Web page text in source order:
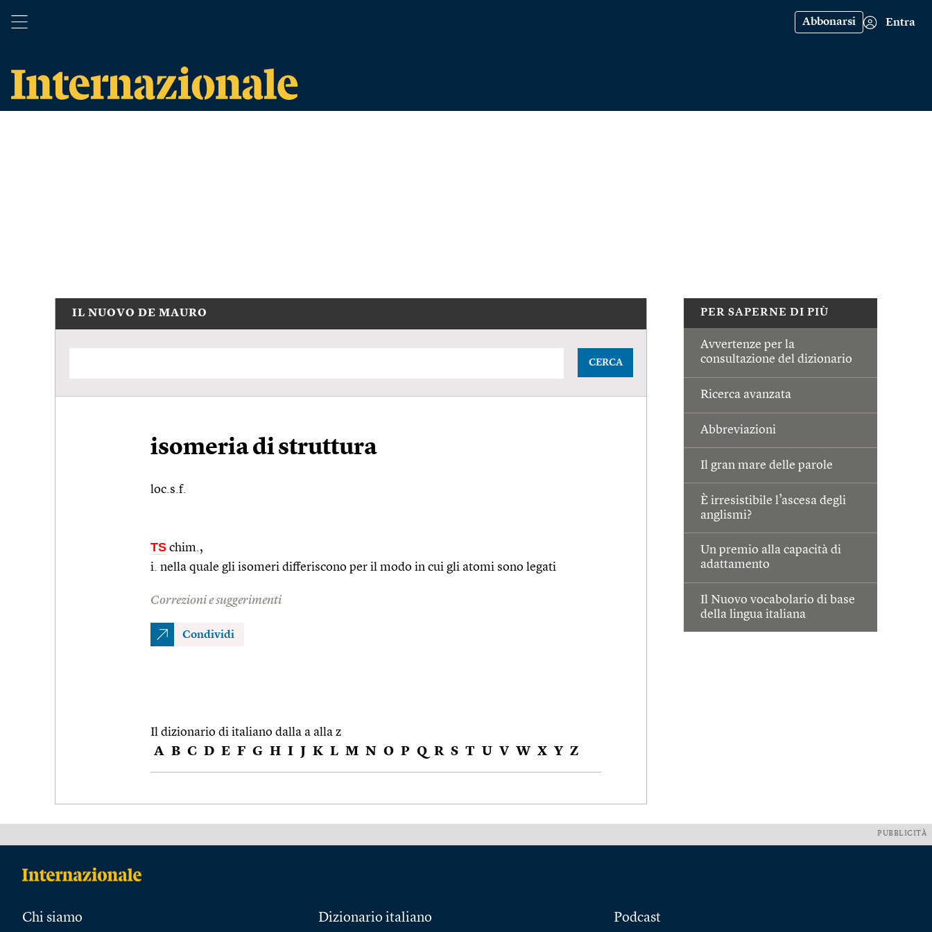
Abbonarsi Entra
PER SAPERNE DI PIÙ
Avvertenze per la
consultazione del dizionario
Ricerca avanzata
Abbreviazioni
Il gran mare delle parole
È irresistibile l’ascesa degli
anglismi?
Un premio alla capacità di
adattamento
Il Nuovo vocabolario di base
della lingua italiana
IL NUOVO DE MAURO
CERCA
isomeria di struttura
loc.s.f.
TS chim.,
i. nella quale gli isomeri differiscono per il modo in cui gli atomi sono legati
Correzioni e suggerimenti
Condividi
Il dizionario di italiano dalla a alla z
A B C D E F G H I J K L M N O P Q R S T U V W X Y Z
PUBBLICITÀ
Chi siamo Dizionario italiano Podcast